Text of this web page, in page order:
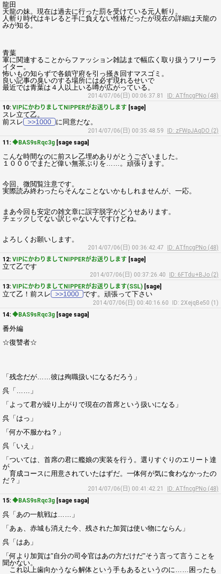
龍田
天龍の妹。現在は過去に行った罰を受けている元人斬り。
人斬り時代はキレると手に負えない性格だったが現在の詳細は天龍の
みが知る。
青葉
軍に関連することからファッション雑誌まで幅広く取り扱うフリーラ
イター。
怖いもの知らずで各鎮守府を引っ掻き回すマスゴミ。
良い記事の臭いのする場所には必ず現れるせいで
最近では青葉は４人以上いる噂が広がっている。
2014/07/06(日) 00:06:37.81
ID: ATfncgPNo (48)
10: VIPにかわりましてNIPPERがお送りします [sage]
スレ立て乙。
前スレ
>>1000 に同意だな。
2014/07/06(日) 00:35:48.59
ID: zFWpJAqDO (2)
11: ◆BAS9sRqc3g [sage saga]
こんな時間なのに前スレ乙埋めありがとうございました。
１０００でまたど偉い無茶ぶりを……。頑張ります。
今回、微閲覧注意です。
実際読み終わったらそんなことないかもしれませんが、一応。
まあ今回も安定の雑文章に誤字脱字がどうせあります。
チェックしてない訳じゃないんですけどね。
よろしくお願いします。
2014/07/06(日) 00:36:42.47
ID: ATfncgPNo (48)
12: VIPにかわりましてNIPPERがお送りします [sage]
立て乙です
2014/07/06(日) 00:37:26.40
ID: 6FTdu+BJo (2)
13: VIPにかわりましてNIPPERがお送りします(SSL) [sage]
立て乙！前スレ >>1000 です。頑張って下さい
2014/07/06(日) 00:40:16.60
ID: 2XejqBe50 (1)
14: ◆BAS9sRqc3g [sage saga]
番外編
☆復讐者☆
「残念だが……彼は殉職扱いになるだろう」
呉「……」
「よって君が繰り上がりで現在の首席という扱いになる」
呉「はっ」
「何か不服かね？」
呉「いえ」
「ついては、首席の君に艦娘の実装を行う。選りすぐりのエリート達
が
育成コースに用意されていたはずだ。一体何が気に食わなかったの
だ？」
2014/07/06(日) 00:41:42.21
ID: ATfncgPNo (48)
15: ◆BAS9sRqc3g [sage saga]
呉「あの一航戦は……」
「あぁ、赤城も消えた今、残された加賀は使い物にならん」
呉「はあ」
「何より加賀は”自分の司令官はあの方だけだ”そう言って言うことを
聞かない。
これ以上歯向かうなら解体という手もあるというのに……困ったも